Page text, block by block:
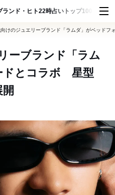
ランド・ヒト22時占い トップ100 スナッ
けのジュエリーブランド「ラムダ」がベッド
ーブランド「ラム
ドとコラボ 星型